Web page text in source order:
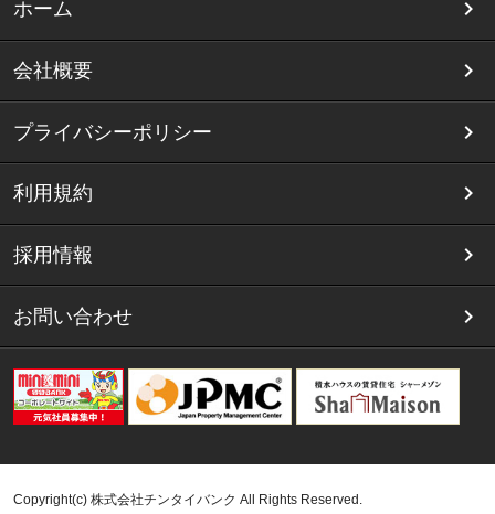
ホーム
会社概要
プライバシーポリシー
利用規約
採用情報
お問い合わせ
Copyright(c) 株式会社チンタイバンク All Rights Reserved.